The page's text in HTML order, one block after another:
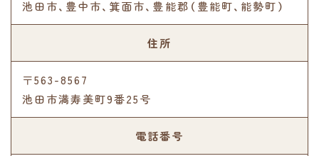
池田市、豊中市、箕面市、豊能郡（豊能町、能勢町）
住所
〒563-8567
池田市満寿美町9番25号
電話番号